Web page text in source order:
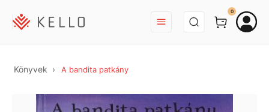
BEJELENTKEZÉS
0
Könyvek A bandita patkány